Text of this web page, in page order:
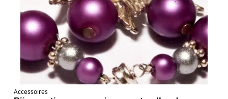
Accessoires